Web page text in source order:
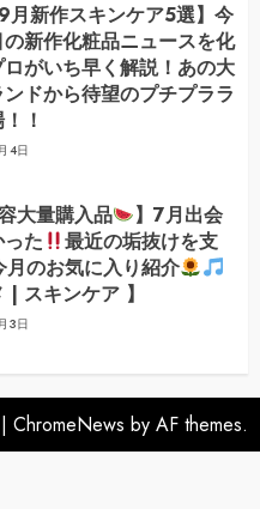
9月新作スキンケア5選】今
新作化粧品ニュースを化
がいち早く解説！あの大
ドから待望のプチプララ
！
4日
大量購入品
】7月出会
た
最近の垢抜けを支
月のお気に入り紹介
| スキンケア 】
3日
| ChromeNews by AF themes.